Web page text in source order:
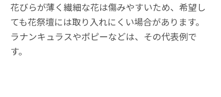
花びらが薄く繊細な花は傷みやすいため、希望し
ても花祭壇には取り入れにくい場合があります。
ラナンキュラスやポピーなどは、その代表例で
す。